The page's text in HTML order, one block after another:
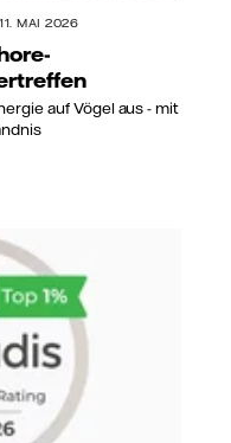
11. MAI 2026
auf Vögel aus - mit